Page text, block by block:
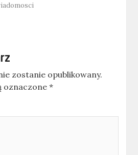
zostanie opublikowany.
oznaczone*